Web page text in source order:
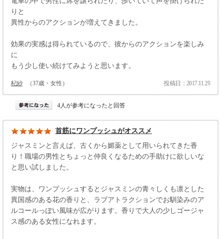
りと
異性からのアクションが増えてきました。
効果の実感は得られているので、彼からのアクションを楽しみ
に
もう少し使い続けてみようと思います。
杞紗 （37歳・女性） 投稿日：2017.11.29
4人が参考になったと回答
首筋にワンプッシュがオススメ
ジャスミンと言えば、古くから媚薬として用いられてきた香
り！職場の男性とちょっと仲良くなるための手助けに欲しいな
と思い試しました。
実物は、ワンプッシュするとジャスミンの青々しくも凛とした
異国感のある花の香りと、ラブアトラクションでお馴染みのア
ルコールっぽい風味が広がります。香りで大人の少しゴージャ
ス感のある女性になれます。